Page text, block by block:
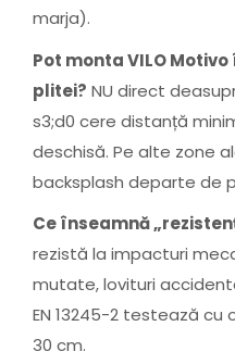
marja).
Pot monta VILO
plitei? NU direct
s3;d0 cere distanță
deschisă. Pe alte zone
backsplash departe de
Ce înseamnă
rezistă la impacturi
mutate, lovituri
EN 13245-2 testează cu
30 cm.